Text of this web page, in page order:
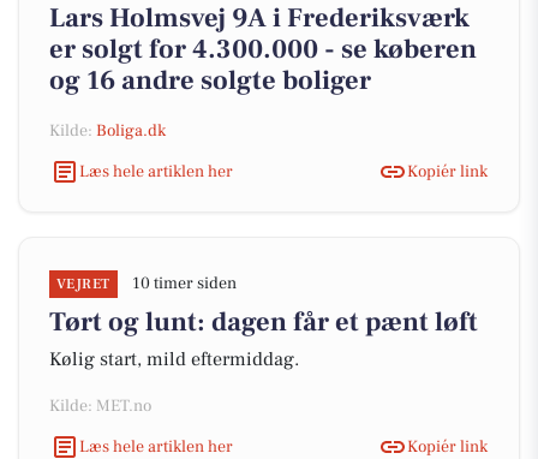
Lars Holmsvej 9A i Frederiksværk
er solgt for 4.300.000 - se køberen
og 16 andre solgte boliger
Kilde: Boliga.dk
Læs hele artiklen her
Kopiér link
VEJRET 10 timer siden
Tørt og lunt: dagen får et pænt løft
Kølig start, mild eftermiddag.
Kilde: MET.no
Læs hele artiklen her
Kopiér link